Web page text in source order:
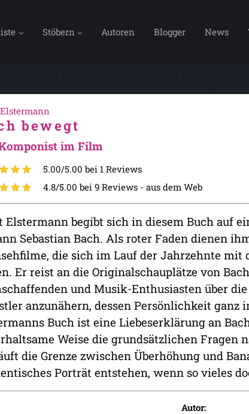
Stöbern Autoren Blogger News
bewegt
im Film
5.00/5.00 bei 1 Reviews
4.8/5.00 bei 9 Reviews - aus dem Web
Elstermann begibt sich in diesem Buch auf
Sebastian Bach. Als roter Faden dienen
die sich im Lauf der Jahrzehnte mit
Er reist an die Originalschauplätze von
und Musik-Enthusiasten über
anzunähern, dessen Persönlichkeit ganz
Buch ist eine Liebeserklärung an
Weise die grundsätzlichen Fragen
die Grenze zwischen Überhöhung und
Porträt entstehen, wenn so vieles
Autor: